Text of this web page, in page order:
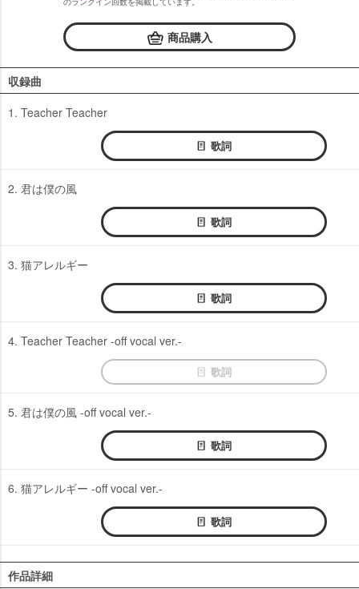
商品購入
収録曲
1. Teacher Teacher
歌詞
2. 君は僕の風
歌詞
3. 猫アレルギー
歌詞
4. Teacher Teacher -off vocal ver.-
歌詞
5. 君は僕の風 -off vocal ver.-
歌詞
6. 猫アレルギー -off vocal ver.-
歌詞
作品詳細